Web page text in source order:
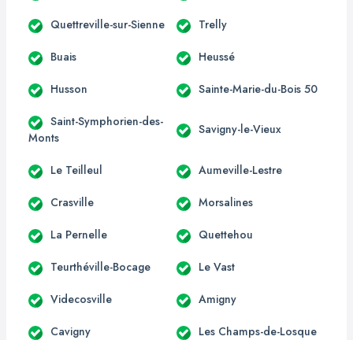
Quettreville-sur-Sienne Trelly
Buais Heussé
Husson Sainte-Marie-du-Bois 50
Saint-Symphorien-des-
Monts
Savigny-le-Vieux
Le Teilleul Aumeville-Lestre
Crasville Morsalines
La Pernelle Quettehou
Teurthéville-Bocage Le Vast
Videcosville Amigny
Cavigny Les Champs-de-Losque